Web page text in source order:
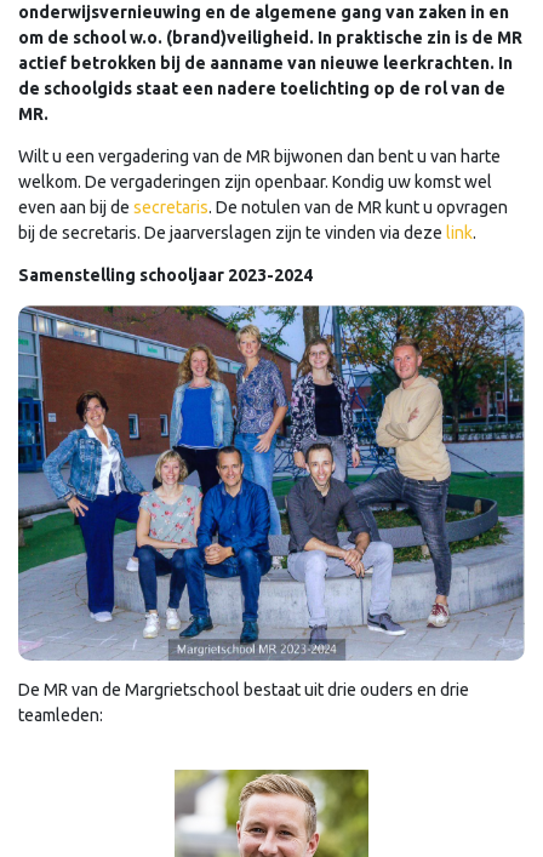
onderwijsvernieuwing en de algemene gang van zaken in en
om de school w.o. (brand)veiligheid. In praktische zin is de MR
actief betrokken bij de aanname van nieuwe leerkrachten. In
de schoolgids staat een nadere toelichting op de rol van de
MR.
Wilt u een vergadering van de MR bijwonen dan bent u van harte
welkom. De vergaderingen zijn openbaar. Kondig uw komst wel
even aan bij de secretaris. De notulen van de MR kunt u opvragen
bij de secretaris. De jaarverslagen zijn te vinden via deze link.
Samenstelling schooljaar 2023-2024
De MR van de Margrietschool bestaat uit drie ouders en drie
teamleden: